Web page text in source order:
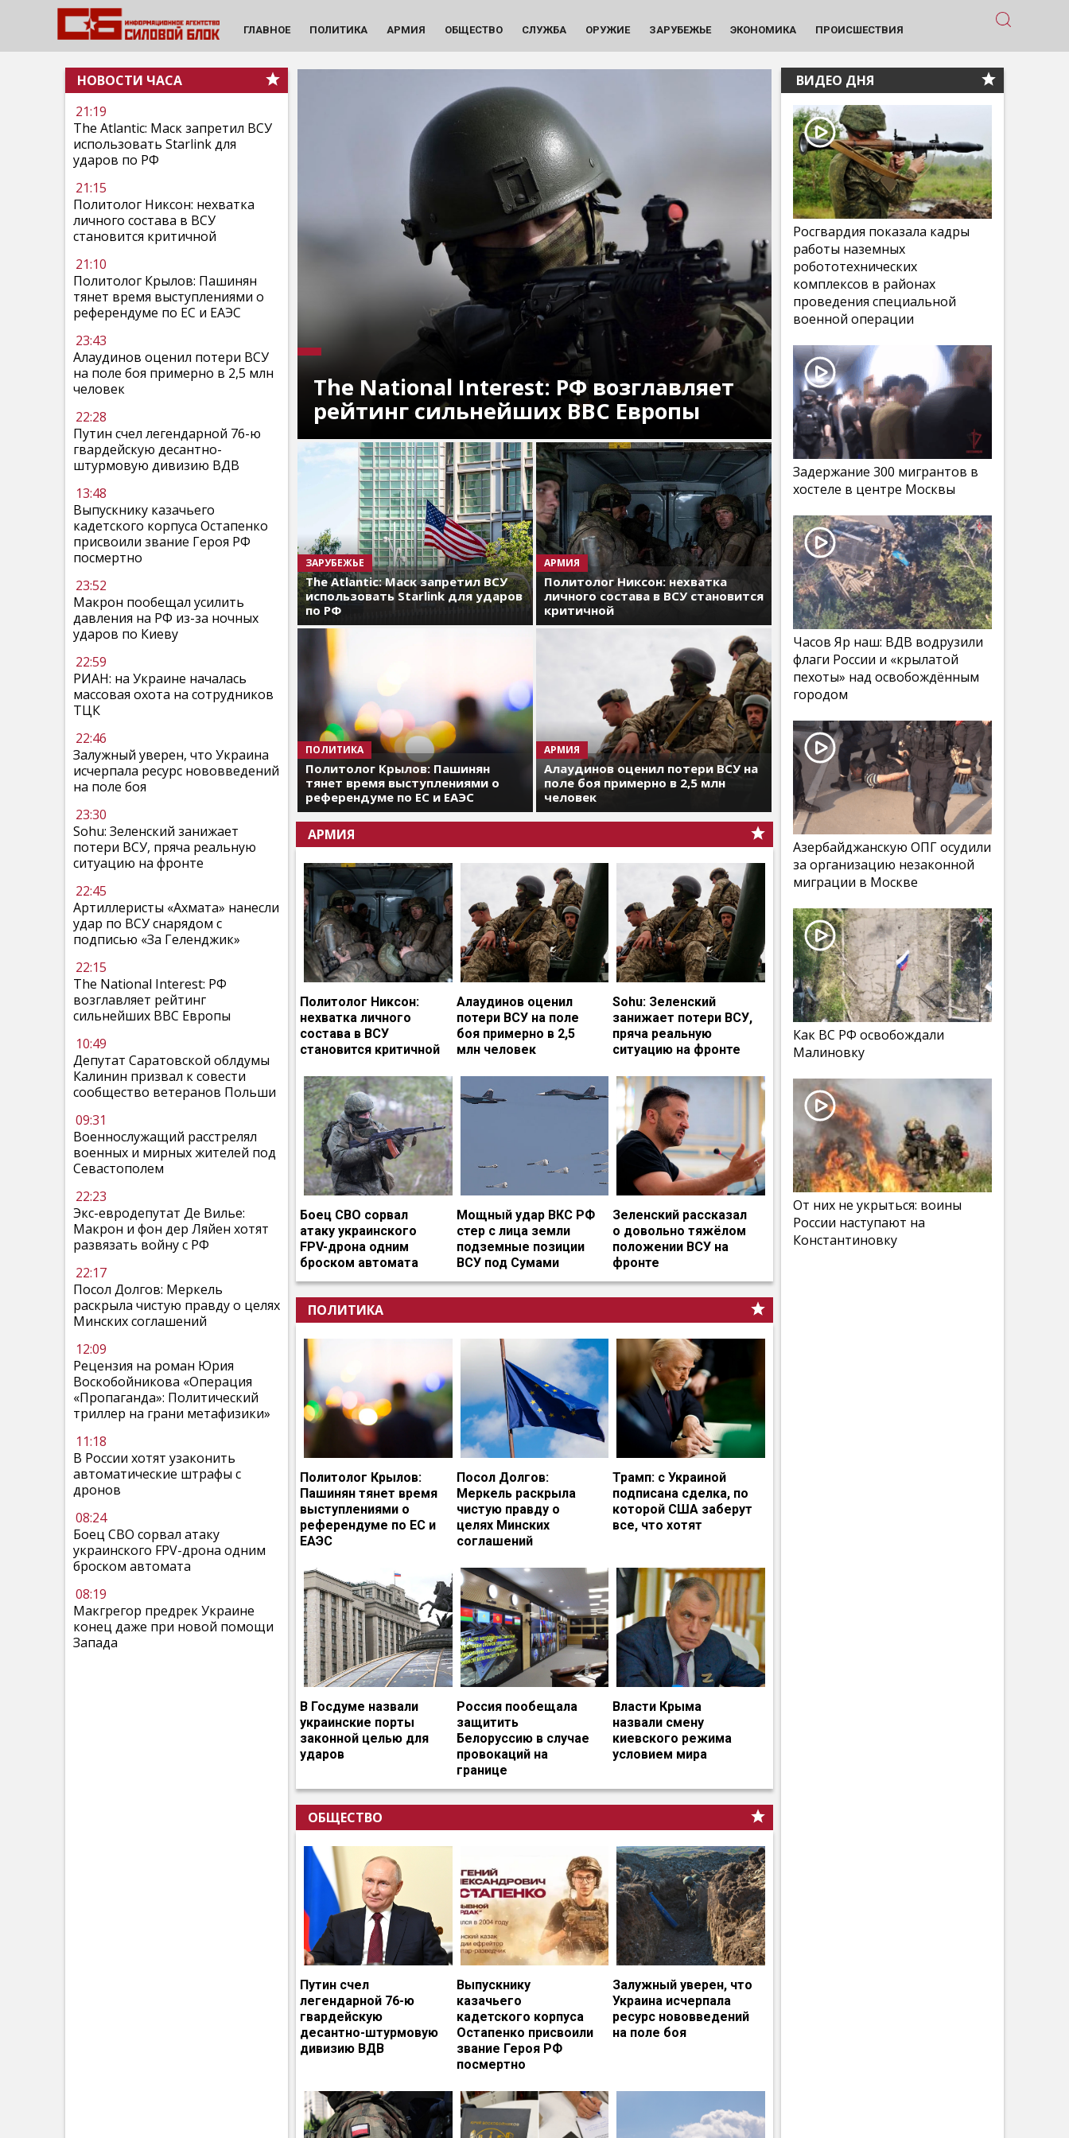
ГЛАВНОЕ ПОЛИТИКА АРМИЯ ОБЩЕСТВО СЛУЖБА ОРУЖИЕ ЗАРУБЕЖЬЕ ЭКОНОМИКА ПРОИСШЕСТВИЯ
НОВОСТИ ЧАСА
21:19
The Atlantic: Маск запретил ВСУ
использовать Starlink для
ударов по РФ
21:15
Политолог Никсон: нехватка
личного состава в ВСУ
становится критичной
21:10
Политолог Крылов: Пашинян
тянет время выступлениями о
референдуме по ЕС и ЕАЭС
23:43
Алаудинов оценил потери ВСУ
на поле боя примерно в 2,5 млн
человек
22:28
Путин счел легендарной 76-ю
гвардейскую десантно-
штурмовую дивизию ВДВ
13:48
Выпускнику казачьего
кадетского корпуса Остапенко
присвоили звание Героя РФ
посмертно
23:52
Макрон пообещал усилить
давления на РФ из-за ночных
ударов по Киеву
22:59
РИАН: на Украине началась
массовая охота на сотрудников
ТЦК
22:46
Залужный уверен, что Украина
исчерпала ресурс нововведений
на поле боя
23:30
Sohu: Зеленский занижает
потери ВСУ, пряча реальную
ситуацию на фронте
22:45
Артиллеристы «Ахмата» нанесли
удар по ВСУ снарядом с
подписью «За Геленджик»
22:15
The National Interest: РФ
возглавляет рейтинг
сильнейших ВВС Европы
10:49
Депутат Саратовской облдумы
Калинин призвал к совести
сообщество ветеранов Польши
09:31
Военнослужащий расстрелял
военных и мирных жителей под
Севастополем
22:23
Экс-евродепутат Де Вилье:
Макрон и фон дер Ляйен хотят
развязать войну с РФ
22:17
Посол Долгов: Меркель
раскрыла чистую правду о целях
Минских соглашений
12:09
Рецензия на роман Юрия
Воскобойникова «Операция
«Пропаганда»: Политический
триллер на грани метафизики»
11:18
В России хотят узаконить
автоматические штрафы с
дронов
08:24
Боец СВО сорвал атаку
украинского FPV-дрона одним
броском автомата
08:19
Макгрегор предрек Украине
конец даже при новой помощи
Запада
The National Interest: РФ возглавляет
рейтинг сильнейших ВВС Европы
ЗАРУБЕЖЬЕ
The Atlantic: Маск запретил ВСУ
использовать Starlink для ударов
по РФ
АРМИЯ
Политолог Никсон: нехватка
личного состава в ВСУ становится
критичной
ПОЛИТИКА
Политолог Крылов: Пашинян
тянет время выступлениями о
референдуме по ЕС и ЕАЭС
АРМИЯ
Алаудинов оценил потери ВСУ на
поле боя примерно в 2,5 млн
человек
АРМИЯ
Политолог Никсон:
нехватка личного
состава в ВСУ
становится критичной
Алаудинов оценил
потери ВСУ на поле
боя примерно в 2,5
млн человек
Sohu: Зеленский
занижает потери ВСУ,
пряча реальную
ситуацию на фронте
Боец СВО сорвал
атаку украинского
FPV-дрона одним
броском автомата
Мощный удар ВКС РФ
стер с лица земли
подземные позиции
ВСУ под Сумами
Зеленский рассказал
о довольно тяжёлом
положении ВСУ на
фронте
ПОЛИТИКА
Политолог Крылов:
Пашинян тянет время
выступлениями о
референдуме по ЕС и
ЕАЭС
Посол Долгов:
Меркель раскрыла
чистую правду о
целях Минских
соглашений
Трамп: с Украиной
подписана сделка, по
которой США заберут
все, что хотят
В Госдуме назвали
украинские порты
законной целью для
ударов
Россия пообещала
защитить
Белоруссию в случае
провокаций на
границе
Власти Крыма
назвали смену
киевского режима
условием мира
ОБЩЕСТВО
Путин счел
легендарной 76-ю
гвардейскую
десантно-штурмовую
дивизию ВДВ
Выпускнику
казачьего
кадетского корпуса
Остапенко присвоили
звание Героя РФ
посмертно
Залужный уверен, что
Украина исчерпала
ресурс нововведений
на поле боя
ВИДЕО ДНЯ
Росгвардия показала кадры
работы наземных
робототехнических
комплексов в районах
проведения специальной
военной операции
Задержание 300 мигрантов в
хостеле в центре Москвы
Часов Яр наш: ВДВ водрузили
флаги России и «крылатой
пехоты» над освобождённым
городом
Азербайджанскую ОПГ осудили
за организацию незаконной
миграции в Москве
Как ВС РФ освобождали
Малиновку
От них не укрыться: воины
России наступают на
Константиновку